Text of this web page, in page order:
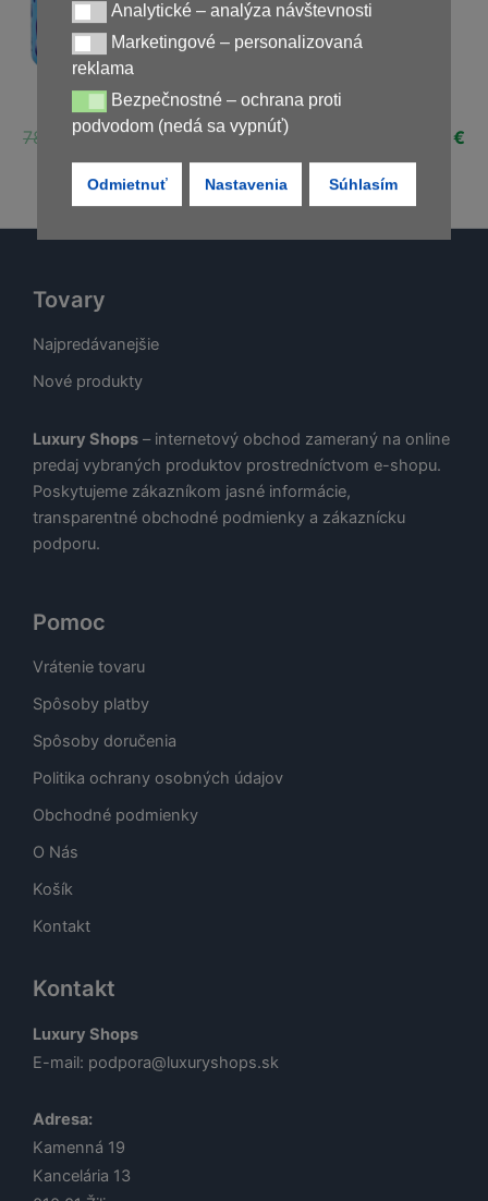
Analytické – analýza návštevnosti
Analytické – analýza návštevnosti
Marketingové – personalizovaná reklama
Marketingové – personalizovaná
reklama
Bezpečnostné – ochrana proti podvodom (nedá sa vypnúť)
Bezpečnostné – ochrana proti
podvodom (nedá sa vypnúť)
Odmietnuť Nastavenia Súhlasím
Aktuálna
29,00 €.
Nano Slim
78,00€Pôvodná
cena
bola:
78,00 €.
39,00€Aktuálna
cena
je:
39,00 €.
IdealFit
78,00 €Pôvodná
cena
bola:
78,00 €.
29,00
cena
je:
29,00 €.
Pôvodná
cena
bola:
58,00 €.
€
Tovary
Najpredávanejšie
Nové produkty
Luxury Shops – internetový obchod zameraný na online
predaj vybraných produktov prostredníctvom e-shopu.
Poskytujeme zákazníkom jasné informácie,
transparentné obchodné podmienky a zákaznícku
podporu.
Pomoc
Vrátenie tovaru
Spôsoby platby
Spôsoby doručenia
Politika ochrany osobných údajov
Obchodné podmienky
O Nás
Košík
Kontakt
Kontakt
Luxury Shops
E-mail: podpora@luxuryshops.sk
Adresa:
Kamenná 19
Kancelária 13